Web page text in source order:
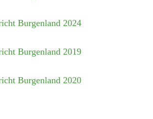
Burgenland 2024
Burgenland 2019
Burgenland 2020